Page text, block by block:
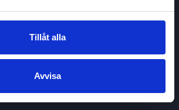
Tillåt alla
Avvisa